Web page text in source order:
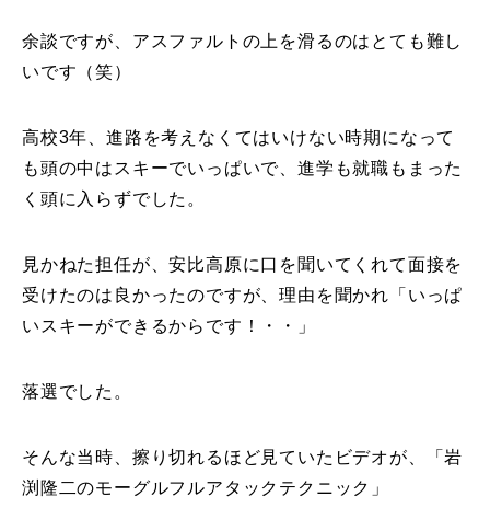
プレゼント
常時メルマガ
お問合せ 特定商取引法に基づく表記 プライバシーポリシー 会社
余談ですが、アスファルトの上を滑るのはとても難し
いです（笑）
高校3年、進路を考えなくてはいけない時期になって
も頭の中はスキーでいっぱいで、進学も就職もまった
く頭に入らずでした。
見かねた担任が、安比高原に口を聞いてくれて面接を
受けたのは良かったのですが、理由を聞かれ「いっぱ
いスキーができるからです！・・」
落選でした。
そんな当時、擦り切れるほど見ていたビデオが、「岩
渕隆二のモーグルフルアタックテクニック」